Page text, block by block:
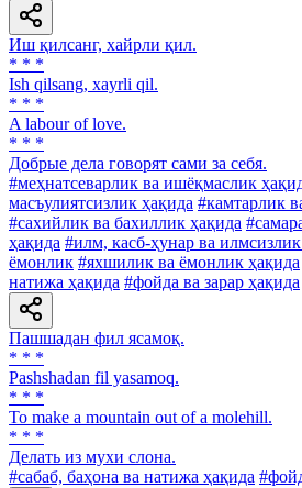
Иш қилсанг, хайрли қил.
* * *
Ish qilsang, xayrli qil.
* * *
A labour of love.
* * *
Добрые дела говорят сами за себя.
#меҳнатсеварлик ва ишёқмаслик
масъулиятсизлик ҳақида #камтарлик
#сахийлик ва бахиллик ҳақида
ҳақида #илм, касб-ҳунар ва
ёмонлик #яхшилик ва ёмонлик ҳақида
натижа ҳақида #фойда ва зарар ҳақида
Пашшадан фил ясамоқ.
* * *
Pashshadan fil yasamoq.
* * *
To make a mountain out of a molehill.
* * *
Делать из мухи слона.
#сабаб, баҳона ва натижа ҳақида